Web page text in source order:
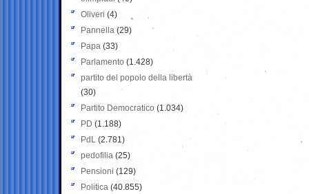
Oliveri (4)
Pannella (29)
Papa (33)
Parlamento (1.428)
partito del popolo della libertà
(30)
Partito Democratico (1.034)
PD (1.188)
PdL (2.781)
pedofilia (25)
Pensioni (129)
Politica (40.855)